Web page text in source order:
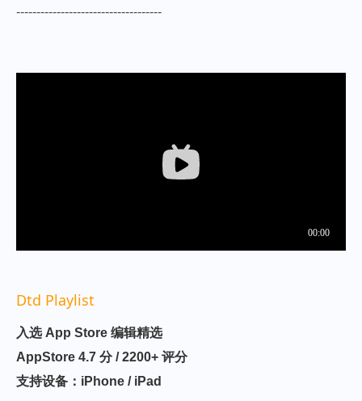
------------------------------------
Dtd Playlist
入选 App Store 编辑精选
AppStore 4.7 分 / 2200+ 评分
支持设备：iPhone / iPad​